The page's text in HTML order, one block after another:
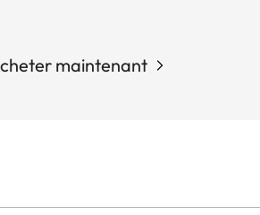
maintenant